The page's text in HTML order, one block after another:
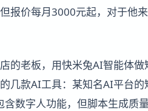
报价每月3000元起，对于他
的老板，用快米兔AI智能体
几款AI工具：某知名AI平台
数字人功能，但脚本生成质